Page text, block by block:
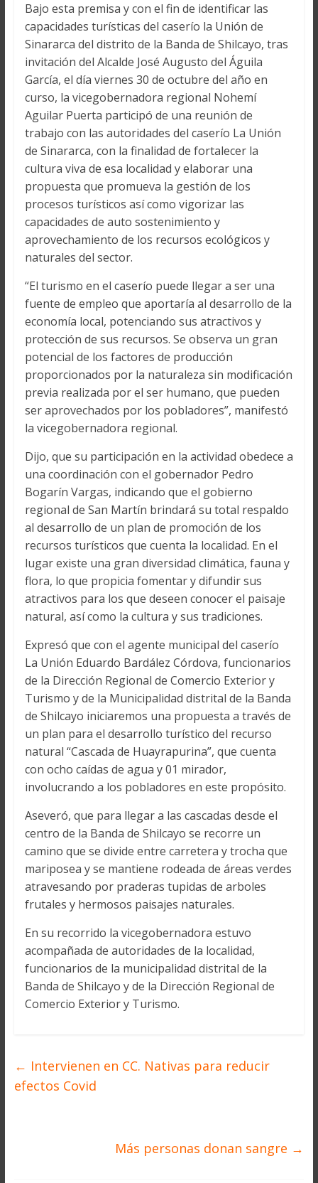
Bajo esta premisa y con el fin de identificar las
capacidades turísticas del caserío la Unión de
Sinararca del distrito de la Banda de Shilcayo, tras
invitación del Alcalde José Augusto del Águila
García, el día viernes 30 de octubre del año en
curso, la vicegobernadora regional Nohemí
Aguilar Puerta participó de una reunión de
trabajo con las autoridades del caserío La Unión
de Sinararca, con la finalidad de fortalecer la
cultura viva de esa localidad y elaborar una
propuesta que promueva la gestión de los
procesos turísticos así como vigorizar las
capacidades de auto sostenimiento y
aprovechamiento de los recursos ecológicos y
naturales del sector.
“El turismo en el caserío puede llegar a ser una
fuente de empleo que aportaría al desarrollo de la
economía local, potenciando sus atractivos y
protección de sus recursos. Se observa un gran
potencial de los factores de producción
proporcionados por la naturaleza sin modificación
previa realizada por el ser humano, que pueden
ser aprovechados por los pobladores”, manifestó
la vicegobernadora regional.
Dijo, que su participación en la actividad obedece a
una coordinación con el gobernador Pedro
Bogarín Vargas, indicando que el gobierno
regional de San Martín brindará su total respaldo
al desarrollo de un plan de promoción de los
recursos turísticos que cuenta la localidad. En el
lugar existe una gran diversidad climática, fauna y
flora, lo que propicia fomentar y difundir sus
atractivos para los que deseen conocer el paisaje
natural, así como la cultura y sus tradiciones.
Expresó que con el agente municipal del caserío
La Unión Eduardo Bardález Córdova, funcionarios
de la Dirección Regional de Comercio Exterior y
Turismo y de la Municipalidad distrital de la Banda
de Shilcayo iniciaremos una propuesta a través de
un plan para el desarrollo turístico del recurso
natural “Cascada de Huayrapurina”, que cuenta
con ocho caídas de agua y 01 mirador,
involucrando a los pobladores en este propósito.
Aseveró, que para llegar a las cascadas desde el
centro de la Banda de Shilcayo se recorre un
camino que se divide entre carretera y trocha que
mariposea y se mantiene rodeada de áreas verdes
atravesando por praderas tupidas de arboles
frutales y hermosos paisajes naturales.
En su recorrido la vicegobernadora estuvo
acompañada de autoridades de la localidad,
funcionarios de la municipalidad distrital de la
Banda de Shilcayo y de la Dirección Regional de
Comercio Exterior y Turismo.
← Intervienen en CC. Nativas para reducir
efectos Covid
Más personas donan sangre →